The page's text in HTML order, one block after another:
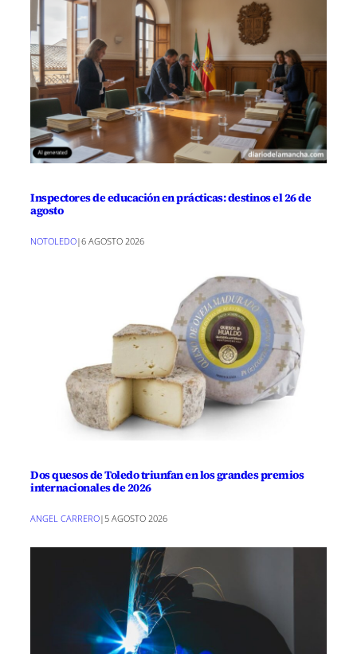
Inspectores de educación en prácticas: destinos el 26 de
agosto
NOTOLEDO|6 AGOSTO 2026
Dos quesos de Toledo triunfan en los grandes premios
internacionales de 2026
ANGEL CARRERO| 5 AGOSTO 2026